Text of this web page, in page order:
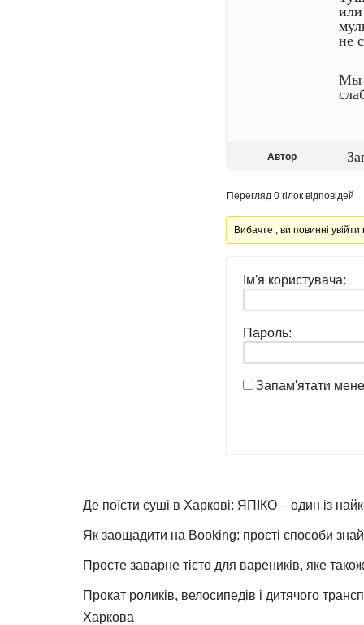
не
Мы
Автор
Перегляд 0 гілок відповідей
Вибачте , ви повинні
Ім'я користувача:
Пароль:
Запам'ятати мене
Де поїсти суші в Харкові: ЯПІКО – один із
Як заощадити на Booking: прості способи
Просте заварне тісто для вареників, яке
Прокат роликів, велосипедів і дитячого
Харкова